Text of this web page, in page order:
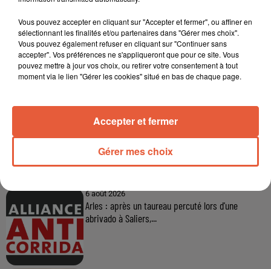
À LA UNE
6 août 2026
Arles : après un taureau percuté lors d'une
abrivado à Saliers,...
Vous pouvez accepter en cliquant sur "Accepter et fermer", ou affiner en
sélectionnant les finalités et/ou partenaires dans "Gérer mes choix".
Vous pouvez également refuser en cliquant sur "Continuer sans
accepter". Vos préférences ne s'appliqueront que pour ce site. Vous
pouvez mettre à jour vos choix, ou retirer votre consentement à tout
moment via le lien "Gérer les cookies" situé en bas de chaque page.
Gérer mes choix
Accepter et fermer